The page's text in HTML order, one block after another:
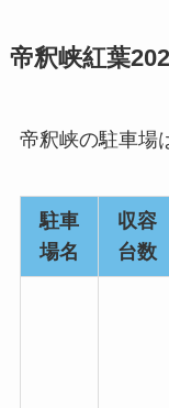
帝釈峡紅葉
帝釈峡の駐車場
駐車
場名
収容
台数